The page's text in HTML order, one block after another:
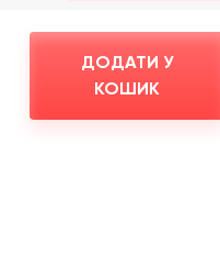
ДОДАТИ У
КОШИК